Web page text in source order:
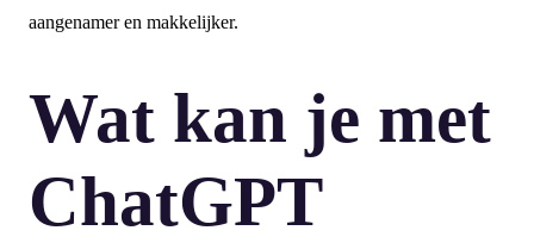
aangenamer en makkelijker.
Wat kan je met
ChatGPT